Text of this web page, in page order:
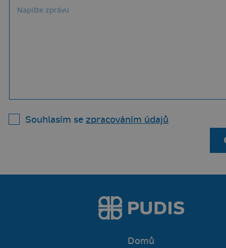
Souhlasím se zpracováním údajů
Domů